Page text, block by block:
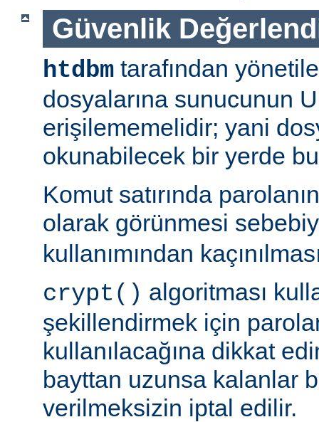
Güvenlik
htdbm tarafından
dosyalarına sunucunun
erişilememelidir; yani
okunabilecek bir yerde
Komut satırında
olarak görünmesi
kullanımından
crypt() algoritması
şekillendirmek için
kullanılacağına dikkat
bayttan uzunsa kalanlar
verilmeksizin iptal edilir.